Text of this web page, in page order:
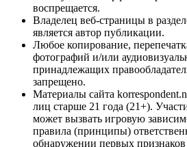
воспрещается.
Владелец веб-страницы в
является автор публикации.
Любое копирование,
фотографий и/или
принадлежащих
запрещено.
Материалы сайта
лиц старше 21 года (21+).
может вызвать игровую
правила (принципы)
обнаружении первых признаков